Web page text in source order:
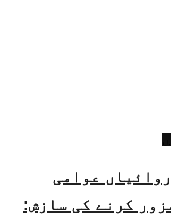
عوامی
کرنے کی سازش: